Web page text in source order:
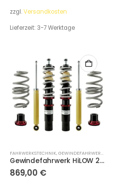
zzgl.Versandkosten
Lieferzeit: 3-7 Werktage
FAHRWERKSTECHNIK,GEWINDEFAHRWERKE
Gewindefahrwerk HiLOW 2 Race für Volkswagen Golf VIII CD (Bracket 50mm) Baujahr: 19-
869,00 €